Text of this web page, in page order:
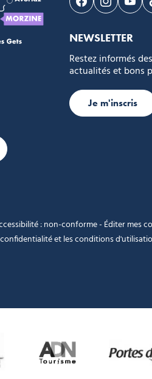
Suivez-nous sur
Suivez-
NEWSLETTER
Restez informés
actualités et bons
Je m'inscris
: non-conforme- Éditer mes
et lesconditions